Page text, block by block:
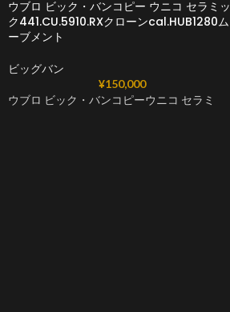
ウブロ ビック・バンコピー ウニコ セラミッ
ク441.CU.5910.RXクローンcal.HUB1280ム
ーブメント
ビッグバン
¥150,000
ウブロ ビック・バンコピーウニコ セラミ